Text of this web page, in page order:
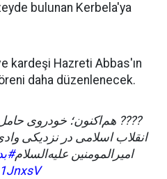
bulunan Kerbela'ya
kardeşi Hazreti Abbas'ın
daha düzenlenecek.
???? هم‌اکنون؛ خودروی
انقلاب اسلامی در نزدیکی
امیرالمومنین علیه‌السلام